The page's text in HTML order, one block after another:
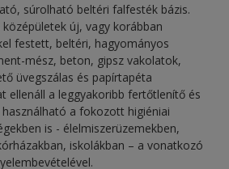
súrolható beltéri falfesték bázis.
új, vagy korábban
festett, beltéri, hagyományos
mész, beton, gipsz vakolatok,
üvegszálas és papírtapéta
ellenáll a leggyakoribb fertőtlenítő és
a fokozott higiéniai
is - élelmiszerüzemekben,
iskolákban – a vonatkozó